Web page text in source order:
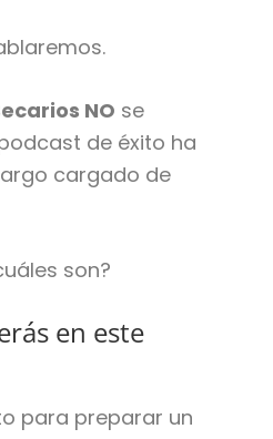
NO se
de éxito ha
cargado de
son?
en este
para preparar un